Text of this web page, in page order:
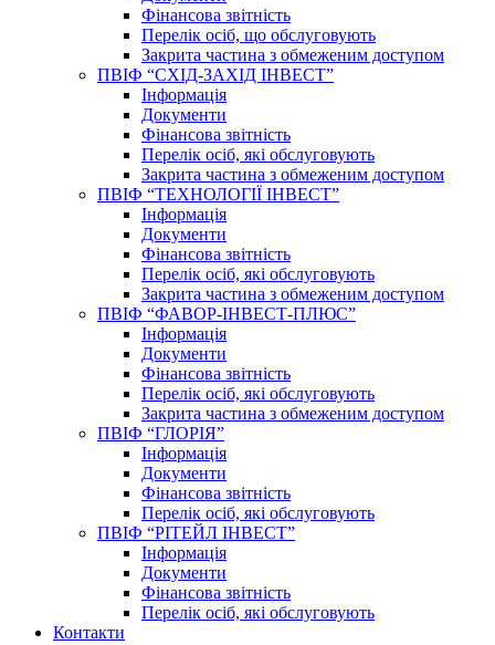
Фінансова звітність
Перелік осіб, що обслуговують
Закрита частина з обмеженим доступом
ПВІФ “СХІД-ЗАХІД ІНВЕСТ”
Інформація
Документи
Фінансова звітність
Перелік осіб, які обслуговують
Закрита частина з обмеженим доступом
ПВІФ “ТЕХНОЛОГІЇ ІНВЕСТ”
Інформація
Документи
Фінансова звітність
Перелік осіб, які обслуговують
Закрита частина з обмеженим доступом
ПВІФ “ФАВОР-ІНВЕСТ-ПЛЮС”
Інформація
Документи
Фінансова звітність
Перелік осіб, які обслуговують
Закрита частина з обмеженим доступом
ПВІФ “ГЛОРІЯ”
Інформація
Документи
Фінансова звітність
Перелік осіб, які обслуговують
ПВІФ “РІТЕЙЛ ІНВЕСТ”
Інформація
Документи
Фінансова звітність
Перелік осіб, які обслуговують
Контакти